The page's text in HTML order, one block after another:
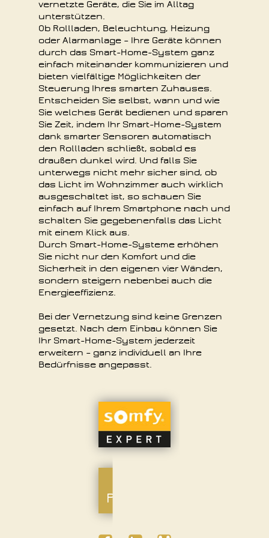
vernetzte Geräte, die Sie im Alltag
unterstützen.
Ob Rollladen, Beleuchtung, Heizung
oder Alarmanlage – Ihre Geräte können
durch das Smart-Home-System ganz
einfach miteinander kommunizieren und
bieten vielfältige Möglichkeiten der
Steuerung Ihres smarten Zuhauses.
Entscheiden Sie selbst, wann und wie
Sie welches Gerät bedienen und sparen
Sie Zeit, indem Ihr Smart-Home-System
dank smarter Sensoren automatisch
den Rollladen schließt, sobald es
draußen dunkel wird. Und falls Sie
unterwegs nicht mehr sicher sind, ob
das Licht im Wohnzimmer auch wirklich
ausgeschaltet ist, so schauen Sie
einfach auf Ihrem Smartphone nach und
schalten Sie gegebenenfalls das Licht
mit einem Klick aus.
Durch Smart-Home-Systeme erhöhen
Sie nicht nur den Komfort und die
Sicherheit in den eigenen vier Wänden,
sondern steigern nebenbei auch die
Energieeffizienz.
Bei der Vernetzung sind keine Grenzen
gesetzt. Nach dem Einbau können Sie
Ihr Smart-Home-System jederzeit
erweitern – ganz individuell an Ihre
Bedürfnisse angepasst.
ZU
SOMFY
EXPERT
PLANER